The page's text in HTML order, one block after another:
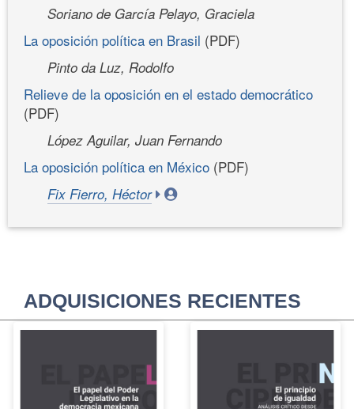
Soriano de García Pelayo, Graciela
La oposición política en Brasil (PDF)
Pinto da Luz, Rodolfo
Relieve de la oposición en el estado democrático
(PDF)
López Aguilar, Juan Fernando
La oposición política en México (PDF)
Fix Fierro, Héctor
ADQUISICIONES RECIENTES